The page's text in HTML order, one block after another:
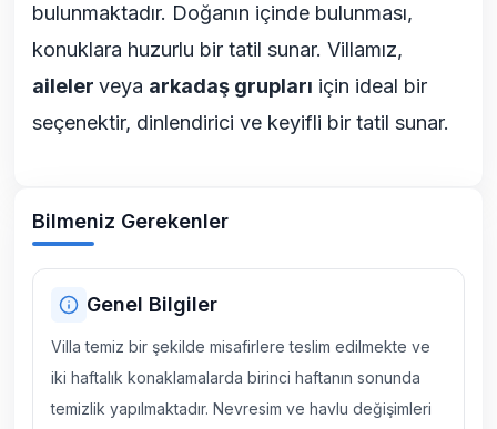
bulunmaktadır. Doğanın içinde bulunması,
konuklara huzurlu bir tatil sunar. Villamız,
aileler veya arkadaş grupları için ideal bir
seçenektir, dinlendirici ve keyifli bir tatil sunar.
Bilmeniz Gerekenler
Genel Bilgiler
Villa temiz bir şekilde misafirlere teslim edilmekte ve
iki haftalık konaklamalarda birinci haftanın sonunda
temizlik yapılmaktadır. Nevresim ve havlu değişimleri